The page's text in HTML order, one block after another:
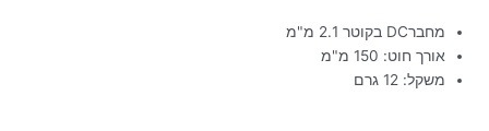
מחברDC בקוטר 2.1 מ"מ
אורך חוט: 150 מ"מ
משקל: 12 גרם